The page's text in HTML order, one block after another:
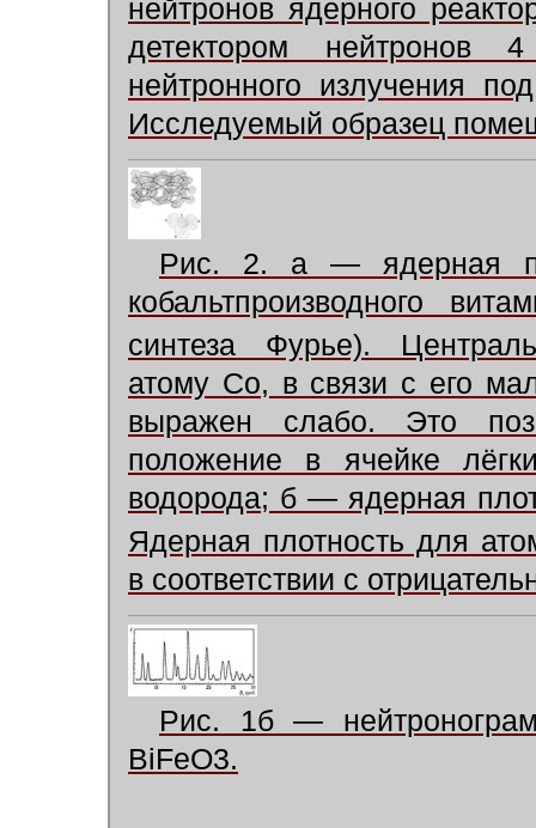
нейтронов ядерного
детектором нейтронов
нейтронного излучения
Исследуемый образец
Рис. 2. а — ядерная
кобальтпроизводного
синтеза Фурье).
атому Со, в связи с его
выражен слабо. Это
положение в ячейке
водорода; б — ядерная
Ядерная плотность для
в соответствии с
Рис. 1б —
BiFeO3.